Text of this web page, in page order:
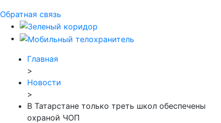
Обратная связь
Главная
>
Новости
>
В Татарстане только треть школ обеспечены
охраной ЧОП